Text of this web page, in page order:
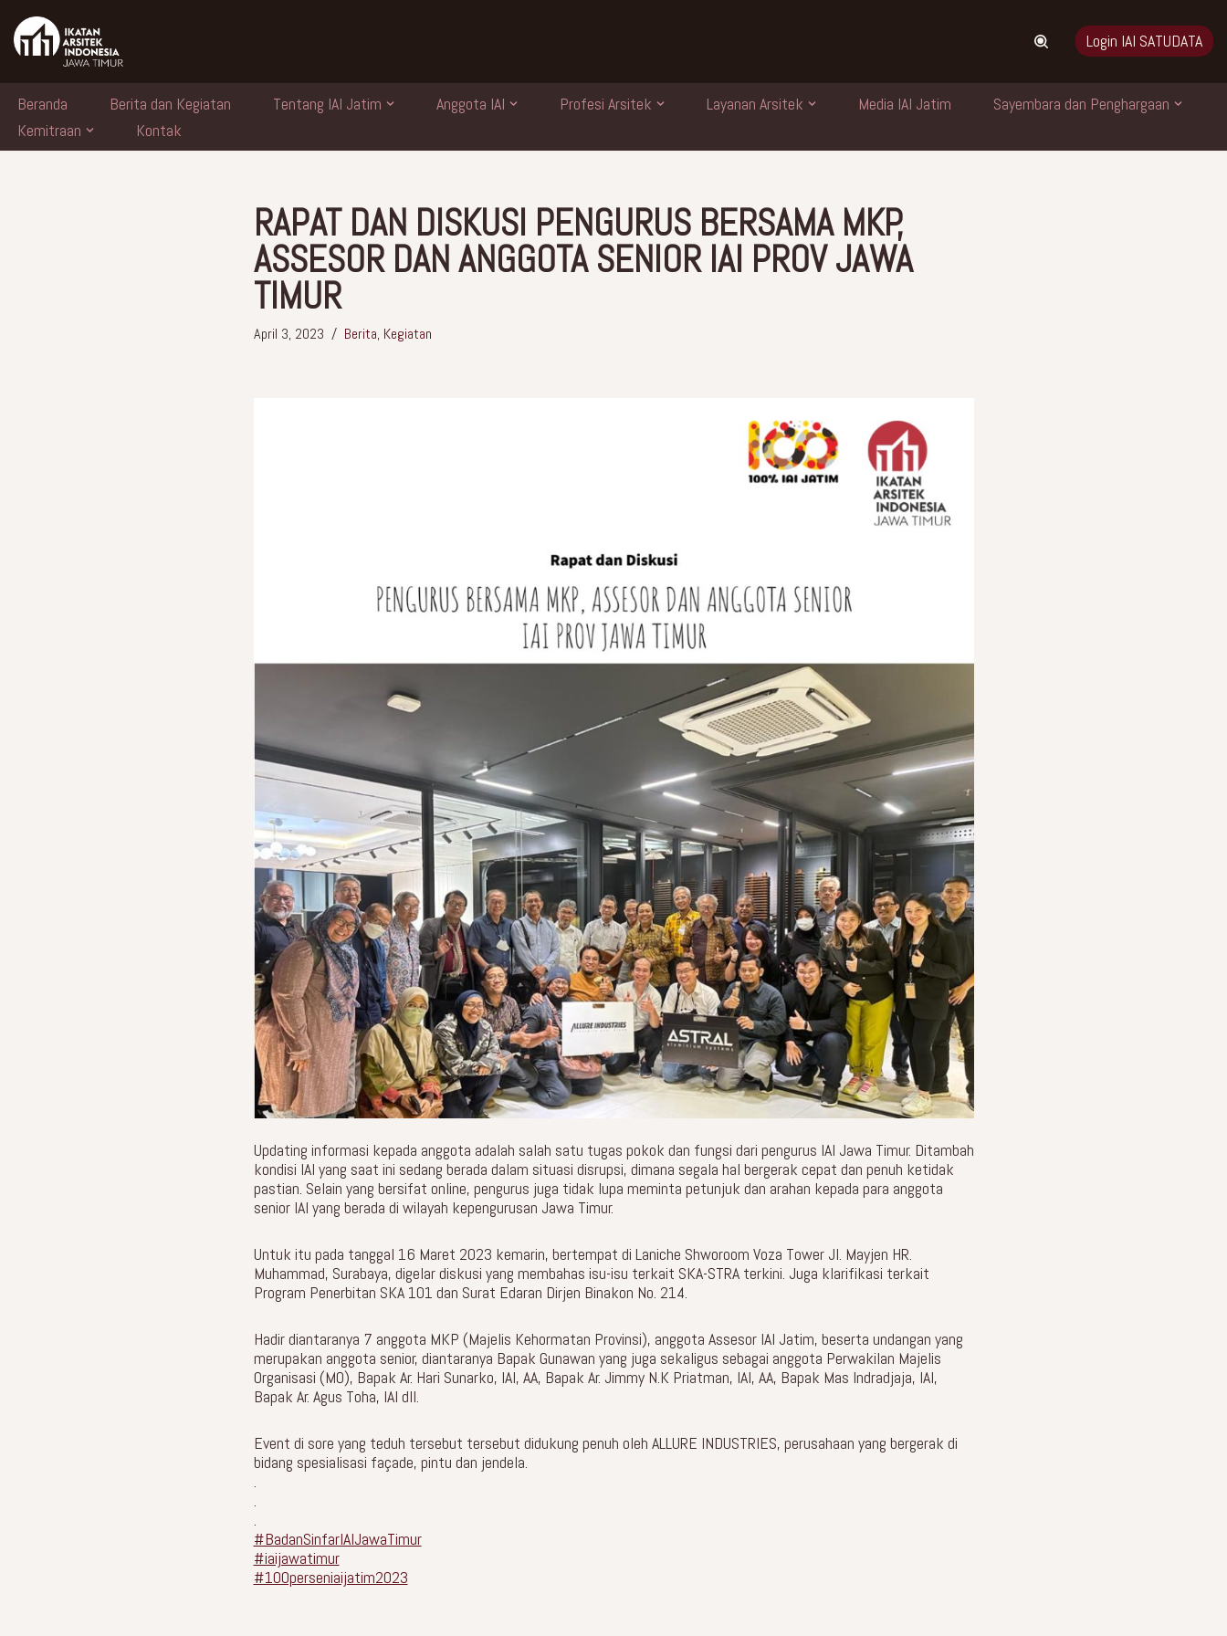
Skip
Login IAI SATUDATA
Beranda Berita dan Kegiatan Tentang IAI Jatim Anggota IAI Profesi Arsitek Layanan Arsitek Media IAI Jatim
Sayembara dan Penghargaan
Kemitraan
Kontak
RAPAT DAN DISKUSI PENGURUS BERSAMA MKP,
ASSESOR DAN ANGGOTA SENIOR IAI PROV JAWA
TIMUR
April 3, 2023 Berita, Kegiatan
Updating informasi kepada anggota adalah salah satu tugas pokok dan fungsi dari pengurus IAI Jawa Timur. Ditambah
kondisi IAI yang saat ini sedang berada dalam situasi disrupsi, dimana segala hal bergerak cepat dan penuh ketidak
pastian. Selain yang bersifat online, pengurus juga tidak lupa meminta petunjuk dan arahan kepada para anggota
senior IAI yang berada di wilayah kepengurusan Jawa Timur.
Untuk itu pada tanggal 16 Maret 2023 kemarin, bertempat di Laniche Shworoom Voza Tower Jl. Mayjen HR.
Muhammad, Surabaya, digelar diskusi yang membahas isu-isu terkait SKA-STRA terkini. Juga klarifikasi terkait
Program Penerbitan SKA 101 dan Surat Edaran Dirjen Binakon No. 214.
Hadir diantaranya 7 anggota MKP (Majelis Kehormatan Provinsi), anggota Assesor IAI Jatim, beserta undangan yang
merupakan anggota senior, diantaranya Bapak Gunawan yang juga sekaligus sebagai anggota Perwakilan Majelis
Organisasi (MO), Bapak Ar. Hari Sunarko, IAI, AA, Bapak Ar. Jimmy N.K Priatman, IAI, AA, Bapak Mas Indradjaja, IAI,
Bapak Ar. Agus Toha, IAI dll.
Event di sore yang teduh tersebut tersebut didukung penuh oleh ALLURE INDUSTRIES, perusahaan yang bergerak di
bidang spesialisasi façade, pintu dan jendela.
.
.
.
#BadanSinfarIAIJawaTimur
#iaijawatimur
#100perseniaijatim2023